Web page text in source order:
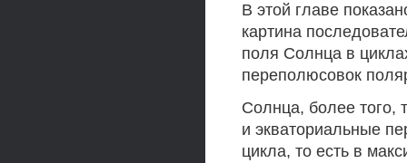
В этой главе
картина
поля Солнца в
переполюсовок
Солнца, более того,
и экваториальные
цикла, то есть в